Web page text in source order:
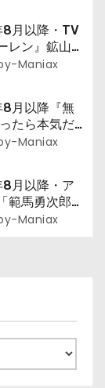
月以降・TV
レン』鉱山で
ちゃった
！
Maniax
月以降『無
たら本気だ
のフィギュ
Maniax
月以降・ア
範馬勇次郎」
Maniax